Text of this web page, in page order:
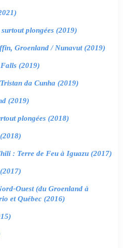
plongées (2019)
Groenland / Nunavut (2019)
(2019)
da Cunha (2019)
(2019)
plongées (2018)
: Terre de Feu à Iguazu (2017)
Ouest (du Groenland à
et Québec (2016)